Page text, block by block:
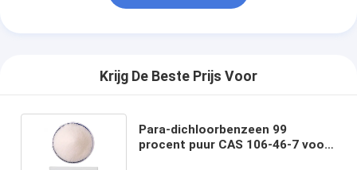
Krijg De Beste Prijs Voor
Para-dichloorbenzeen 99
procent puur CAS 106-46-7 voor